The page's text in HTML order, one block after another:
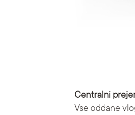
Centralni
Vse oddane